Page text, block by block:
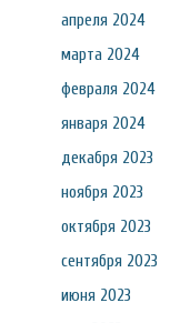
апреля 2024
марта 2024
февраля 2024
января 2024
декабря 2023
ноября 2023
октября 2023
сентября 2023
июня 2023